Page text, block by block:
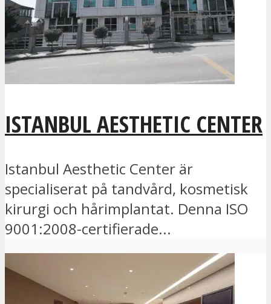
ISTANBUL AESTHETIC CENTER
Istanbul Aesthetic Center är
specialiserat på tandvård, kosmetisk
kirurgi och hårimplantat. Denna ISO
9001:2008-certifierade...